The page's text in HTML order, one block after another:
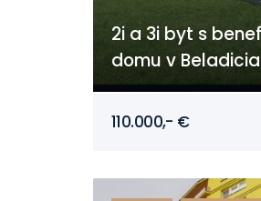
2i a 3i byt s
domu v
110.000,- €